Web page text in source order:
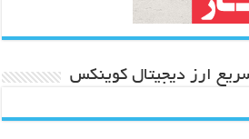
ارز دیجیتال کوینکس